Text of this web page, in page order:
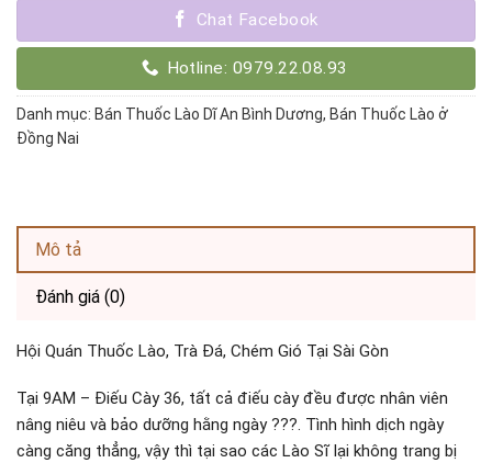
Chat Facebook
Hotline: 0979.22.08.93
Danh mục: Bán Thuốc Lào Dĩ An Bình Dương, Bán Thuốc Lào ở
Đồng Nai
Mô tả
Đánh giá (0)
Hội Quán Thuốc Lào, Trà Đá, Chém Gió Tại Sài Gòn
Tại 9AM – Điếu Cày 36, tất cả điếu cày đều được nhân viên
nâng niêu và bảo dưỡng hằng ngày ???. Tình hình dịch ngày
càng căng thẳng, vậy thì tại sao các Lào Sĩ lại không trang bị